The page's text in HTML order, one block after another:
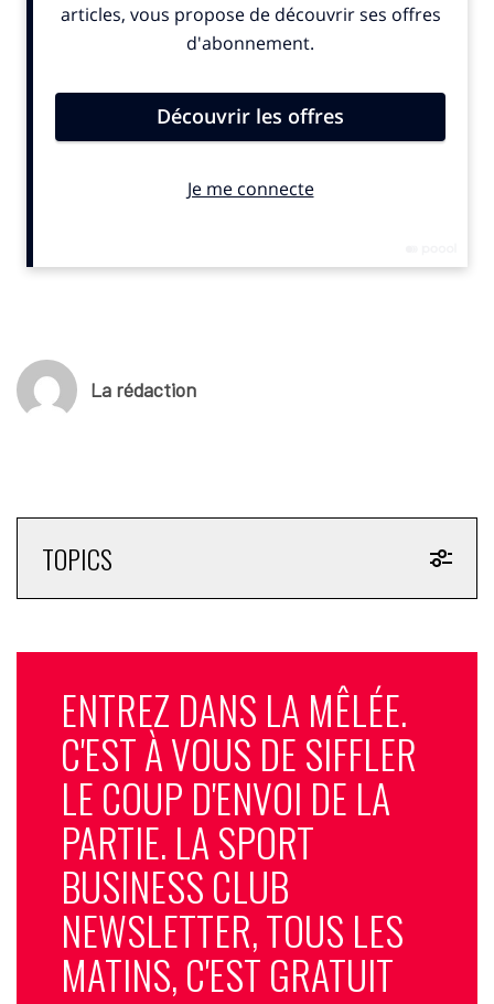
l’environnement. » indique un communiqué publié ce mardi 8
(c) SportBusiness.Club – Juillet 2025
La rédaction
TOPICS
ENTREZ DANS LA MÊLÉE.
C'EST À VOUS DE SIFFLER
LE COUP D'ENVOI DE LA
PARTIE. LA SPORT
BUSINESS CLUB
NEWSLETTER, TOUS LES
MATINS, C'EST GRATUIT